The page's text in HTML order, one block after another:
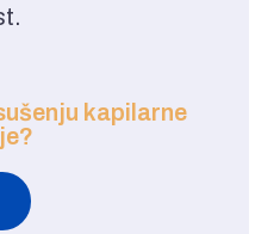
kapilarne